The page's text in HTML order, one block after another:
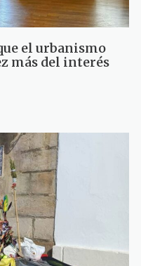
el urbanismo
más del interés